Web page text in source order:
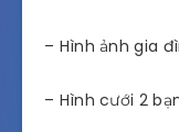
– Hình ảnh gia
– Hình cưới 2